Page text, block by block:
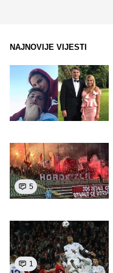
NAJNOVIJE VIJESTI
5
1